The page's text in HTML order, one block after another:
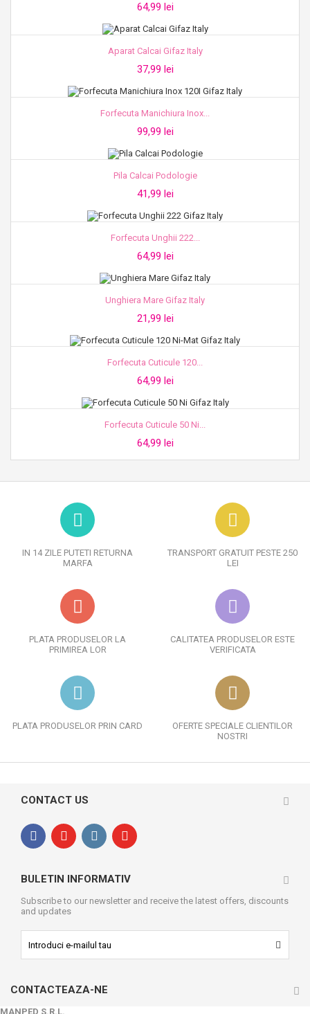
64,99 lei
Aparat Calcai Gifaz Italy
37,99 lei
Forfecuta Manichiura Inox...
99,99 lei
Pila Calcai Podologie
41,99 lei
Forfecuta Unghii 222...
64,99 lei
Unghiera Mare Gifaz Italy
21,99 lei
Forfecuta Cuticule 120...
64,99 lei
Forfecuta Cuticule 50 Ni...
64,99 lei
IN 14 ZILE PUTETI RETURNA
MARFA
TRANSPORT GRATUIT PESTE 250
LEI
PLATA PRODUSELOR LA
PRIMIREA LOR
CALITATEA PRODUSELOR ESTE
VERIFICATA
PLATA PRODUSELOR PRIN CARD
OFERTE SPECIALE CLIENTILOR
NOSTRI
CONTACT US
BULETIN INFORMATIV
Subscribe to our newsletter and receive the latest offers, discounts
and updates
CONTACTEAZA-NE
MANPED S.R.L.